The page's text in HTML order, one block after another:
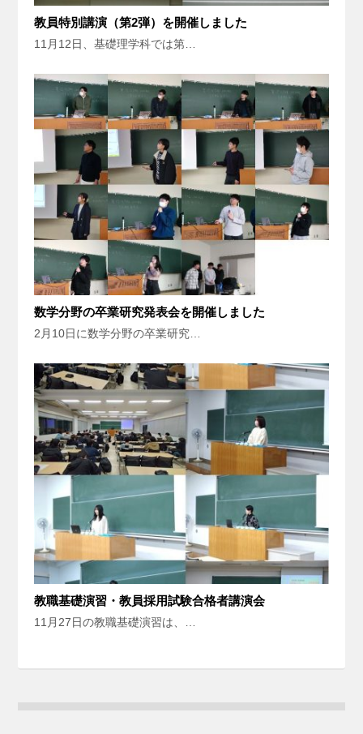
教員特別講演（第2弾）を開催しました
11月12日、基礎理学科では第…
数学分野の卒業研究発表会を開催しました
2月10日に数学分野の卒業研究…
教職基礎演習・教員採用試験合格者講演会
11月27日の教職基礎演習は、…